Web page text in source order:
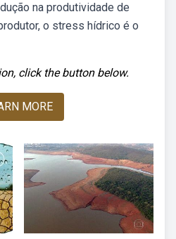
na produtividade de
o stress hídrico é o
click the button below.
MORE